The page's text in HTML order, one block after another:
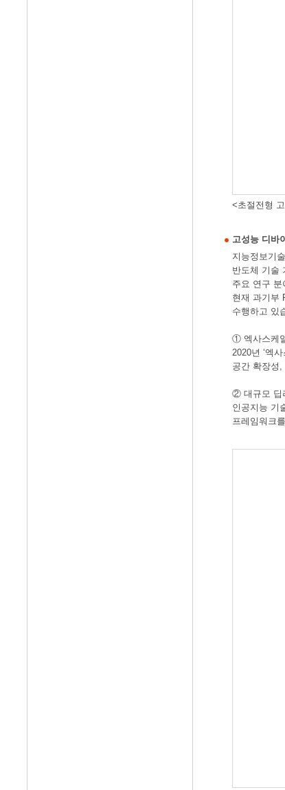
<초절전형
고성능 디바
지능정보기
반도체 기술
주요 연구
현재 과기부
수행하고 있
① 엑사스케
2020년 ‘엑
공간 확장성
② 대규모 딥
인공지능 기
프레임워크